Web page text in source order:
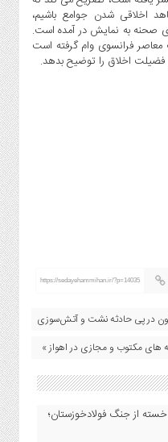
اخلاقی شدن جوامع باشیم،
صحنه به نمایش در آمده است.
معاصر فرانسوی وام گرفته است
اخلاق را توضیح بدهد.
https://sedayehammihan.ir/?p=14035
های مکتوب و مجازی در اهواز »
از جنگ فولادخوزستان؛